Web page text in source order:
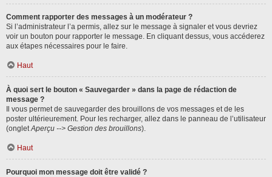
Comment rapporter des messages à un modérateur ?
Si l’administrateur l’a permis, allez sur le message à signaler et vous devriez
voir un bouton pour rapporter le message. En cliquant dessus, vous accéderez
aux étapes nécessaires pour le faire.
Haut
À quoi sert le bouton « Sauvegarder » dans la page de rédaction de
message ?
Il vous permet de sauvegarder des brouillons de vos messages et de les
poster ultérieurement. Pour les recharger, allez dans le panneau de l’utilisateur
(ongletAperçu --> Gestion des brouillons).
Haut
Pourquoi mon message doit être validé ?